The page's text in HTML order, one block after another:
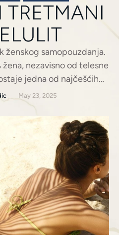
TRETMANI
ženskog samopouzdanja.
žena, nezavisno od telesne
jedna od najčešćih
koje redovno vežbaju i
primete da “narandžina
Zato što celulit nije samo
kombinacije …
May 23, 2025